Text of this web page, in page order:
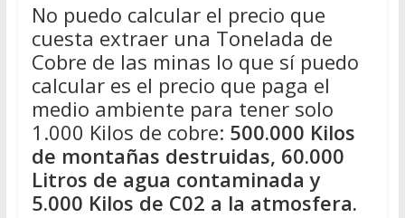
No puedo calcular el precio que
cuesta extraer una Tonelada de
Cobre de las minas lo que sí puedo
calcular es el precio que paga el
medio ambiente para tener solo
1.000 Kilos de cobre: 500.000 Kilos
de montañas destruidas, 60.000
Litros de agua contaminada y
5.000 Kilos de C02 a la atmosfera.